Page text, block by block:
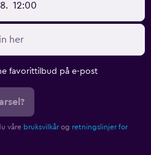
12:00
favorittilbud på e-post
våre bruksvilkår og retningslinjer for